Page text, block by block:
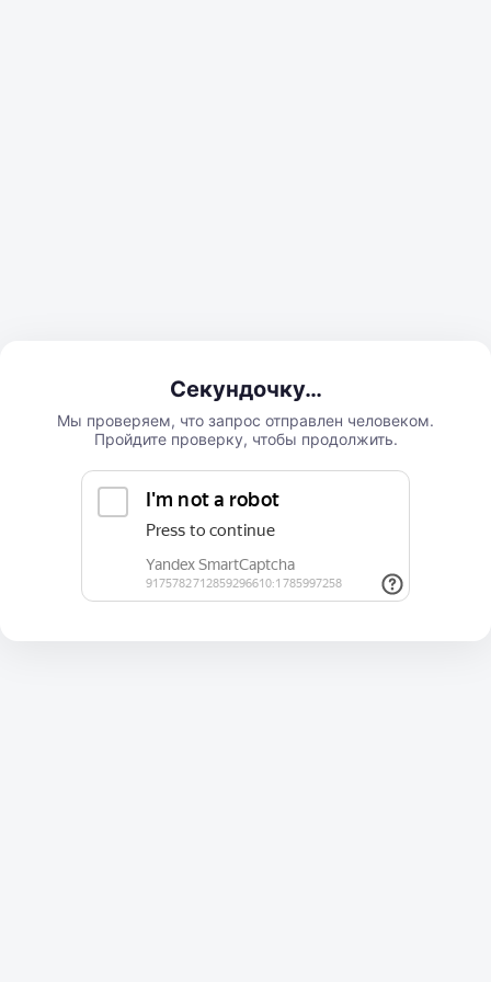
Секундочку…
Мы проверяем, что запрос отправлен человеком.
Пройдите проверку, чтобы продолжить.